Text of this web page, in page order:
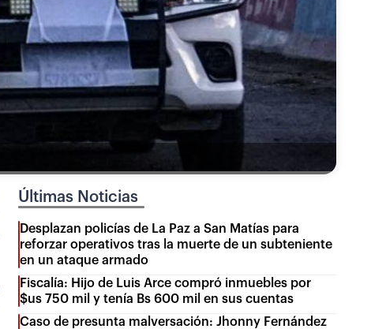
Últimas Noticias
Desplazan policías de La Paz a San Matías para
reforzar operativos tras la muerte de un subteniente
en un ataque armado
Fiscalía: Hijo de Luis Arce compró inmuebles por
$us 750 mil y tenía Bs 600 mil en sus cuentas
Caso de presunta malversación: Jhonny Fernández